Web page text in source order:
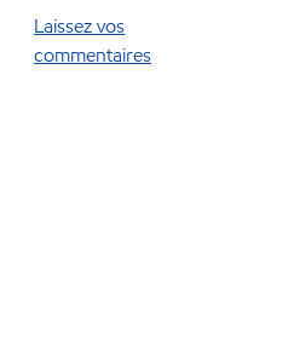
Laissez vos
commentaires